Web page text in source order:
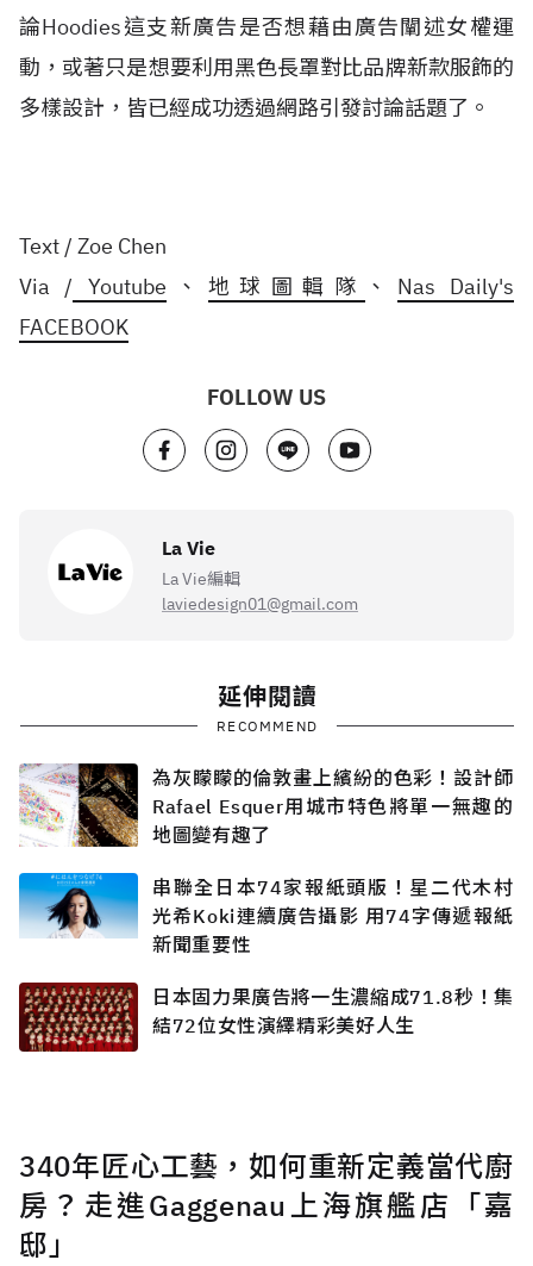
論Hoodies這支新廣告是否想藉由廣告闡述女權運
動，或著只是想要利用黑色長罩對比品牌新款服飾的
多樣設計，皆已經成功透過網路引發討論話題了。
Text / Zoe Chen
Via / Youtube 、 地球圖輯隊 、 Nas Daily's
FACEBOOK
FOLLOW US
La Vie
La Vie編輯
laviedesign01@gmail.com
延伸閱讀
RECOMMEND
為灰矇矇的倫敦畫上繽紛的色彩！設計師
Rafael Esquer用城市特色將單一無趣的
地圖變有趣了
串聯全日本74家報紙頭版！星二代木村
光希Koki連續廣告攝影 用74字傳遞報紙
新聞重要性
日本固力果廣告將一生濃縮成71.8秒！集
結72位女性演繹精彩美好人生
340年匠心工藝，如何重新定義當代廚
房？走進Gaggenau上海旗艦店「嘉
邸」